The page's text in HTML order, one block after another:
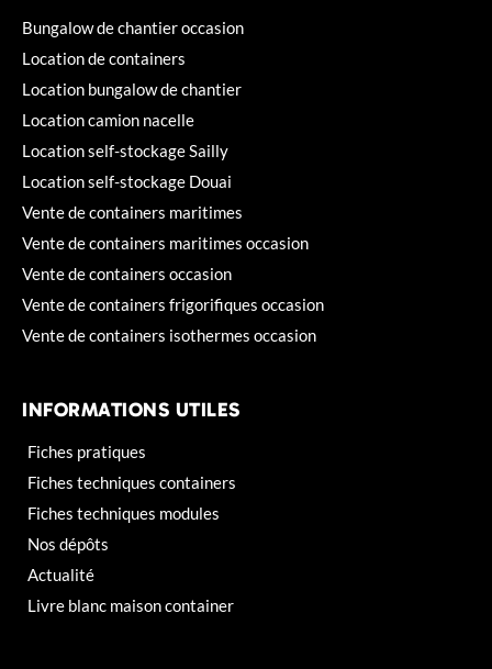
Bungalow de chantier occasion
Location de containers
Location bungalow de chantier
Location camion nacelle
Location self-stockage Sailly
Location self-stockage Douai
Vente de containers maritimes
Vente de containers maritimes occasion
Vente de containers occasion
Vente de containers frigorifiques occasion
Vente de containers isothermes occasion
INFORMATIONS UTILES
Fiches pratiques
Fiches techniques containers
Fiches techniques modules
Nos dépôts
Actualité
Livre blanc maison container